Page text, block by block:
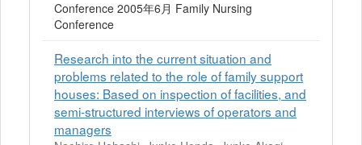
Conference 2005年6月 Family Nursing
Conference
Research into the current situation and
problems related to the role of family support
houses: Based on inspection of facilities, and
semi-structured interviews of operators and
managers